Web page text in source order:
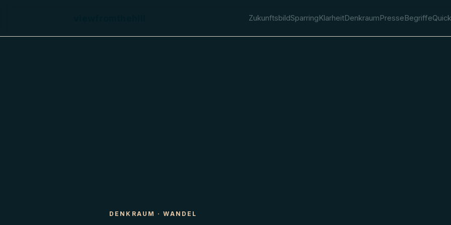
ZukunftsbildSparringKlarheitDenkraumPresseBegriffe
DENKRAUM ·WANDEL